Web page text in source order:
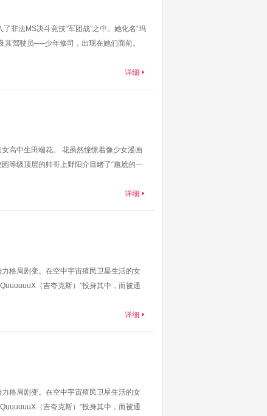
非法MS决斗竞技“军团战”之中。她化名“玛
其驾驶员──少年修司，出现在她们面前。
详细
高中生田端花。 花虽然憧憬着像少女漫画
等级顶层的帅哥上野阳介目睹了“尴尬的一
详细
格局剧变。在空中宇宙殖民卫星生活的女
（吉夸克斯）”投身其中，而被通
详细
格局剧变。在空中宇宙殖民卫星生活的女
（吉夸克斯）”投身其中，而被通